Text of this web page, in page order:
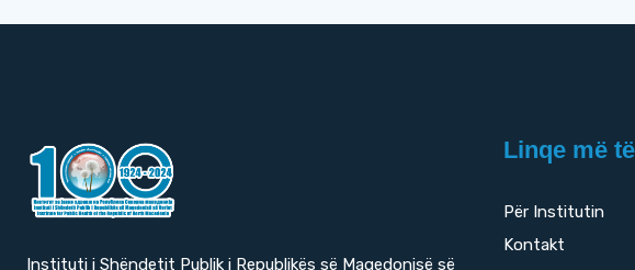
Instituti i Shëndetit Publik i Republikës së Maqedonisë së
Linqe më
Për Institutin
Kontakt